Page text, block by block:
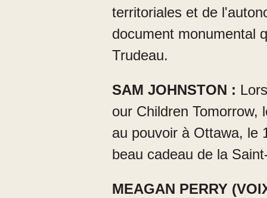
territoriales et de
document monumental
Trudeau.
SAM JOHNSTON :
our Children Tomorrow,
au pouvoir à Ottawa, le
beau cadeau de la
MEAGAN PERRY